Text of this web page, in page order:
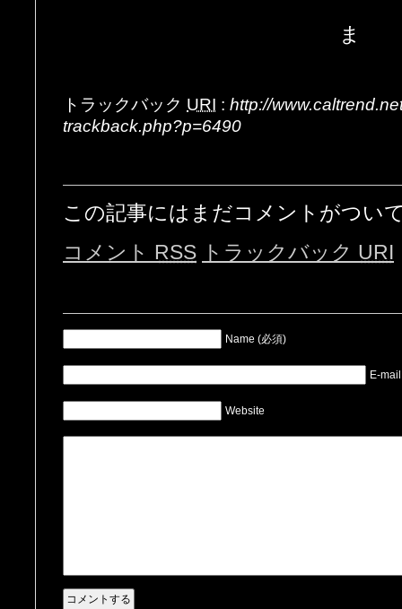
ま
トラックバック URI : http://
trackback.php?p=6490
この記事にはまだコメントがつい
コメント RSS トラックバック URI
Name (必須)
E-
Website